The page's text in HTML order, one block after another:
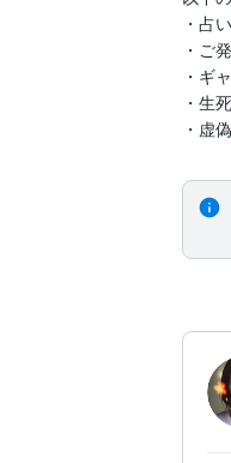
・占
・ご
・ギ
・生
・虚